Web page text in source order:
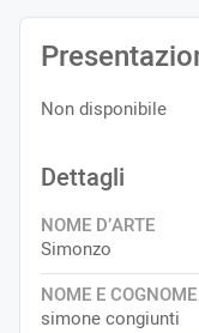
Non disponibile
Dettagli
NOME D’ARTE
Simonzo
NOME E COGNOME
simone congiunti